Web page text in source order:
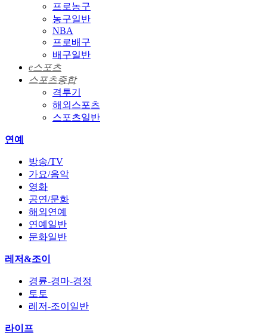
프로농구
농구일반
NBA
프로배구
배구일반
e스포츠
스포츠종합
격투기
해외스포츠
스포츠일반
연예
방송/TV
가요/음악
영화
공연/문화
해외연예
연예일반
문화일반
레저&조이
경륜-경마-경정
토토
레저-조이일반
라이프